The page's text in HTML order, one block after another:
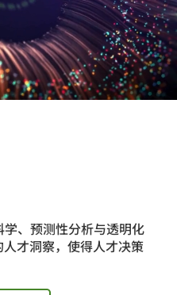
、预测性分析与透明化
才洞察，使得人才决策